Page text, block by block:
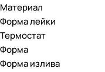
Gessi Emporio
Grohe
Hansgrohe
бронза брашированная
латунь
латунь брашированная
Материал
Форма лейки
Термостат
Форма
Форма излива